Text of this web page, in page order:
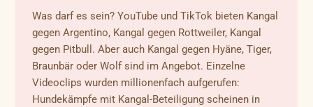
Was darf es sein? YouTube und TikTok bieten Kangal
gegen Argentino, Kangal gegen Rottweiler, Kangal
gegen Pitbull. Aber auch Kangal gegen Hyäne, Tiger,
Braunbär oder Wolf sind im Angebot. Einzelne
Videoclips wurden millionenfach aufgerufen:
Hundekämpfe mit Kangal-Beteiligung scheinen in